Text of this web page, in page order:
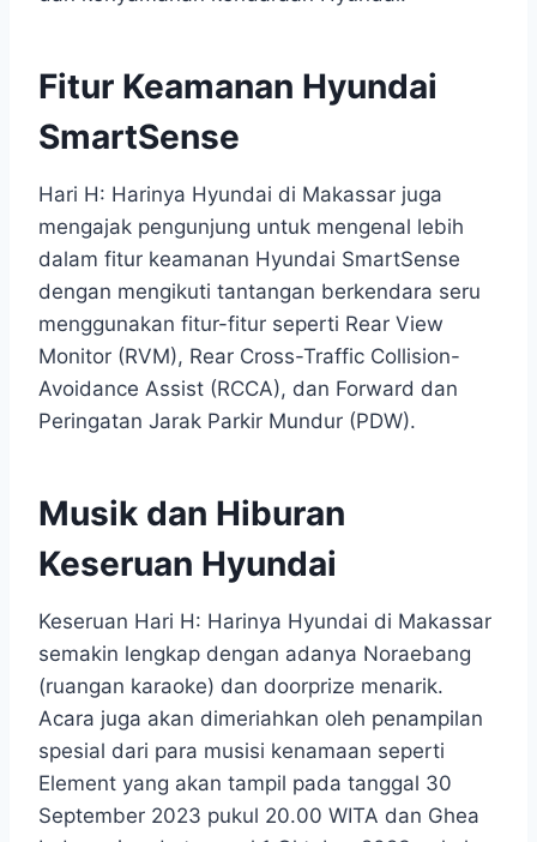
Fitur Keamanan Hyundai
SmartSense
Hari H: Harinya Hyundai di Makassar juga
mengajak pengunjung untuk mengenal lebih
dalam fitur keamanan Hyundai SmartSense
dengan mengikuti tantangan berkendara seru
menggunakan fitur-fitur seperti Rear View
Monitor (RVM), Rear Cross-Traffic Collision-
Avoidance Assist (RCCA), dan Forward dan
Peringatan Jarak Parkir Mundur (PDW).
Musik dan Hiburan
Keseruan Hyundai
Keseruan Hari H: Harinya Hyundai di Makassar
semakin lengkap dengan adanya Noraebang
(ruangan karaoke) dan doorprize menarik.
Acara juga akan dimeriahkan oleh penampilan
spesial dari para musisi kenamaan seperti
Element yang akan tampil pada tanggal 30
September 2023 pukul 20.00 WITA dan Ghea